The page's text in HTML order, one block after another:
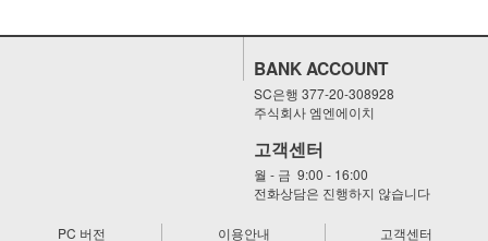
BANK ACCOUNT
SC은행 377-20-308928
주식회사 엠엔에이치
고객센터
월 - 금 9:00 - 16:00
전화상담은 진행하지 않습니다
PC 버전 이용안내 고객센터